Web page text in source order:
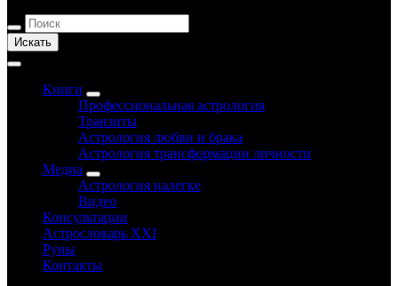
Искать
Книги
Профессиональная астрология
Транзиты
Астрология любви и брака
Астрология трансформации личности
Медиа
Астрология налегке
Видео
Консультации
Астрословарь XXI
Руны
Контакты